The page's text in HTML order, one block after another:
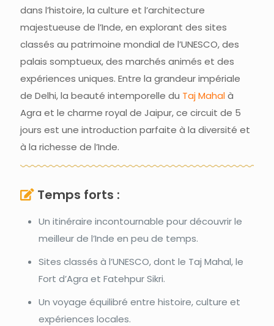
dans l’histoire, la culture et l’architecture
majestueuse de l’Inde, en explorant des sites
classés au patrimoine mondial de l’UNESCO, des
palais somptueux, des marchés animés et des
expériences uniques. Entre la grandeur impériale
de Delhi, la beauté intemporelle du Taj Mahalà
Agra et le charme royal de Jaipur, ce circuit de 5
jours est une introduction parfaite à la diversité et
à la richesse de l’Inde.
Temps forts :
Un itinéraire incontournable pour découvrir le
meilleur de l’Inde en peu de temps.
Sites classés à l’UNESCO, dont le Taj Mahal, le
Fort d’Agra et Fatehpur Sikri.
Un voyage équilibré entre histoire, culture et
expériences locales.